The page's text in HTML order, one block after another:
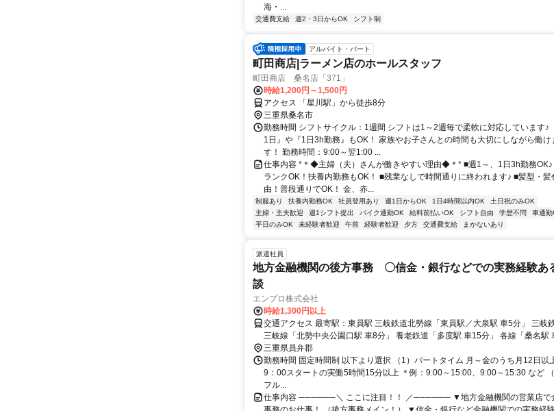
海・...
交通費支給 週2・3日からOK シフト制
アルバイト・パート
町田商店|ラーメン店のホールスタッフ
町田商店 桑名店「371」
時給1,200円～1,500円
アクセス 「星川駅」から徒歩8分
三重県桑名市
勤務時間 シフトサイクル：1週間 シフトは1～2週毎で柔軟に対応しています♪
1日』や『1日3h勤務』もOK！ 家族やお子さんとの時間も大切にしながら働け
す！ 勤務時間：9:00～翌1:00 ...
仕事内容 *＊◆主婦（夫）さんが働きやすい理由◆＊* ■週1～、1日3h勤務OK♪
ランクOK！扶養内勤務もOK！ ■残業なしで時間通りに終われます♪ ■髪型・髪
由！普段通りでOK！ 金、赤...
制服あり 扶養内勤務OK 社員登用あり 週1日からOK 1日4時間以内OK
土日祝のみOK
主婦・主夫歓迎
週1シフト提出 バイク通勤OK 給料前払いOK シフト自由 学歴不問
車通勤
平日のみOK
未経験者歓迎 午前 経験者歓迎 夕方 交通費支給 まかないあり
派遣社員
地方金融機関の後方事務 〇信金・銀行などでの実務経験
談
エンプロ株式会社
時給1,300円以上
交通アクセス 最寄駅：東員駅 三岐鉄道北勢線「東員駅／大泉駅 車5分」 三岐鉄道
三岐線「北勢中央公園口駅 車8分」 養老鉄道「多度駅 車15分」 各線「桑名駅
分」 所在地：三重県員弁郡東員町鳥取 ※車通勤OK（P無料）
三重県員弁郡
勤務時間 固定時間制 以下より選択 （1）パートタイム 月～金のうち月12日以
9：00スタートの実働5時間15分以上 ＊例：9:00～15:00、9:00～15:30 など （
フル...
仕事内容 ──────＼ ここに注目！！ ／────── ▼地方金融機関の営業店で